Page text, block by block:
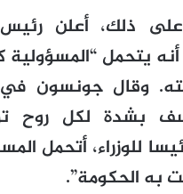
ذلك، أعلن رئيس
يتحمل “المسؤولية
وقال جونسون
بشدة لكل روح
للوزراء، أتحمل
به الحكومة”.